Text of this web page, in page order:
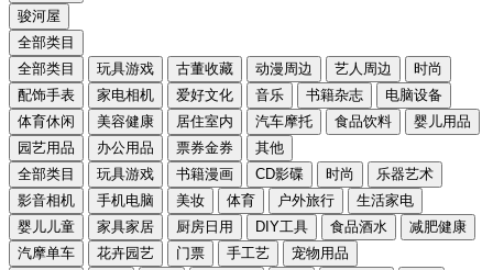
骏河屋
全部类目
全部类目
玩具游戏 古董收藏 动漫周边 艺人周边
时尚
配饰手表
家电相机 爱好文化 音乐 书籍杂志
电脑设备
体育休闲
美容健康 居住室内 汽车摩托 食品饮料
婴儿用品
园艺用品
办公用品 票券金券
其他
全部类目
玩具游戏 书籍漫画 CD影碟 时尚
乐器艺术
影音相机
手机电脑 美妆 体育 户外旅行
生活家电
婴儿儿童
家具家居 厨房日用 DIY工具 食品酒水
减肥健康
汽摩单车
花卉园艺 门票 手工艺
宠物用品